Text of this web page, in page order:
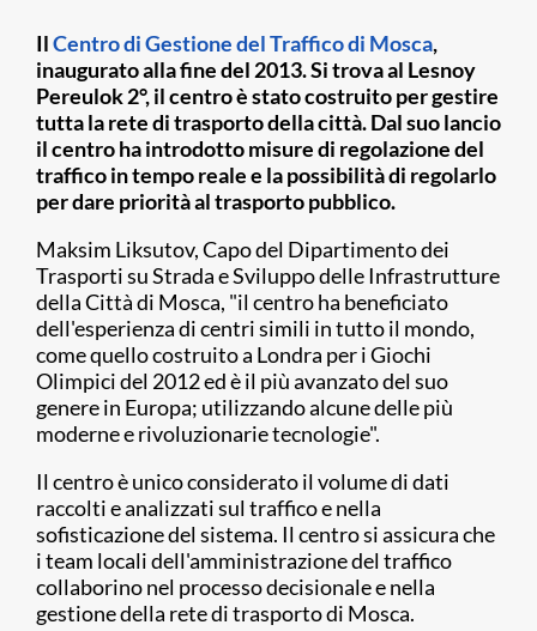
IlCentro di Gestione del Traffico di Mosca,
inaugurato alla fine del 2013. Si trova al Lesnoy
Pereulok 2°, il centro è stato costruito per gestire
tutta la rete di trasporto della città. Dal suo lancio
il centro ha introdotto misure di regolazione del
traffico in tempo reale e la possibilità di regolarlo
per dare priorità al trasporto pubblico.
Maksim Liksutov, Capo del Dipartimento dei
Trasporti su Strada e Sviluppo delle Infrastrutture
della Città di Mosca, "il centro ha beneficiato
dell'esperienza di centri simili in tutto il mondo,
come quello costruito a Londra per i Giochi
Olimpici del 2012 ed è il più avanzato del suo
genere in Europa; utilizzando alcune delle più
moderne e rivoluzionarie tecnologie".
Il centro è unico considerato il volume di dati
raccolti e analizzati sul traffico e nella
sofisticazione del sistema. Il centro si assicura che
i team locali dell'amministrazione del traffico
collaborino nel processo decisionale e nella
gestione della rete di trasporto di Mosca.